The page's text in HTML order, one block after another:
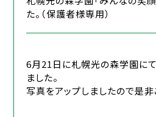
た。（保護者様専用）
6月21日に札幌光の森学園に
ました。
写真をアップしましたので是非